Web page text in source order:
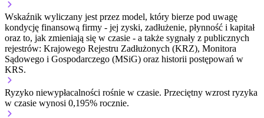
Wskaźnik wyliczany jest przez model, który bierze pod uwagę
kondycję finansową firmy - jej zyski, zadłużenie, płynność i kapitał
oraz to, jak zmieniają się w czasie - a także sygnały z publicznych
rejestrów: Krajowego Rejestru Zadłużonych (KRZ), Monitora
Sądowego i Gospodarczego (MSiG) oraz historii postępowań w
KRS.
Ryzyko niewypłacalności rośnie w czasie. Przeciętny wzrost ryzyka
w czasie wynosi 0,195% rocznie.